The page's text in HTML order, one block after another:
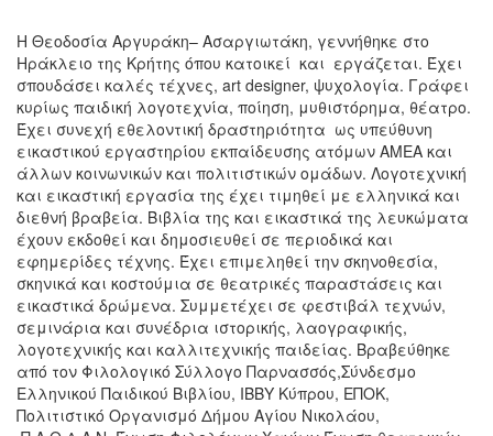
Η Θεοδοσία Αργυράκη– Ασαργιωτάκη, γεννήθηκε στο
Ηράκλειο της Κρήτης όπου κατοικεί και εργάζεται. Έχει
σπουδάσει καλές τέχνες, art designer, ψυχολογία. Γράφει
κυρίως παιδική λογοτεχνία, ποίηση, μυθιστόρημα, θέατρο.
Έχει συνεχή εθελοντική δραστηριότητα ως υπεύθυνη
εικαστικού εργαστηρίου εκπαίδευσης ατόμων ΑΜΕΑ και
άλλων κοινωνικών και πολιτιστικών ομάδων. Λογοτεχνική
και εικαστική εργασία της έχει τιμηθεί με ελληνικά και
διεθνή βραβεία. Βιβλία της και εικαστικά της λευκώματα
έχουν εκδοθεί και δημοσιευθεί σε περιοδικά και
εφημερίδες τέχνης. Έχει επιμεληθεί την σκηνοθεσία,
σκηνικά και κοστούμια σε θεατρικές παραστάσεις και
εικαστικά δρώμενα. Συμμετέχει σε φεστιβάλ τεχνών,
σεμινάρια και συνέδρια ιστορικής, λαογραφικής,
λογοτεχνικής και καλλιτεχνικής παιδείας. Βραβεύθηκε
από τον Φιλολογικό Σύλλογο Παρνασσός,Σύνδεσμο
Ελληνικού Παιδικού Βιβλίου, ΙΒΒΥ Κύπρου, ΕΠΟΚ,
Πολιτιστικό Οργανισμό Δήμου Αγίου Νικολάου,